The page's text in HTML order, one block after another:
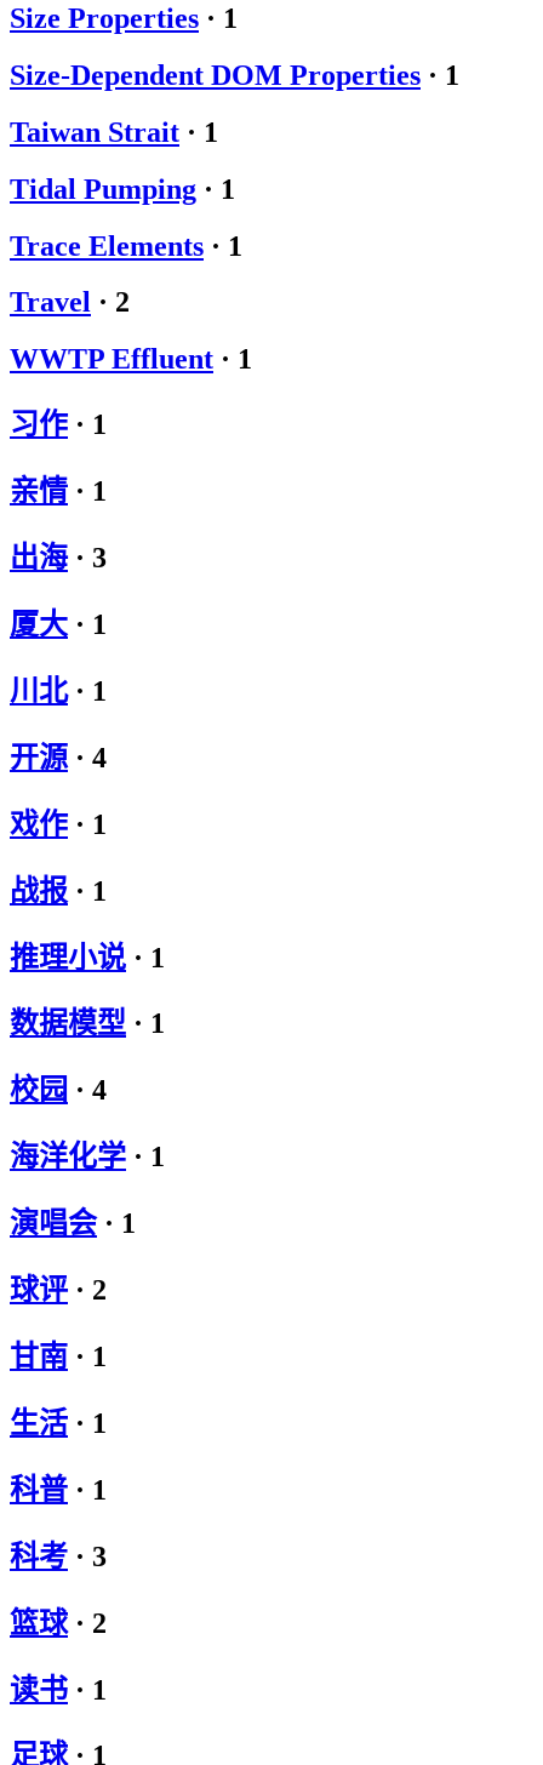
Size Properties · 1
Size-Dependent DOM Properties · 1
Taiwan Strait · 1
Tidal Pumping · 1
Trace Elements · 1
Travel · 2
WWTP Effluent · 1
习作 · 1
亲情 · 1
出海 · 3
厦大 · 1
川北 · 1
开源 · 4
戏作 · 1
战报 · 1
推理小说 · 1
数据模型 · 1
校园 · 4
海洋化学 · 1
演唱会 · 1
球评 · 2
甘南 · 1
生活 · 1
科普 · 1
科考 · 3
篮球 · 2
读书 · 1
足球 · 1